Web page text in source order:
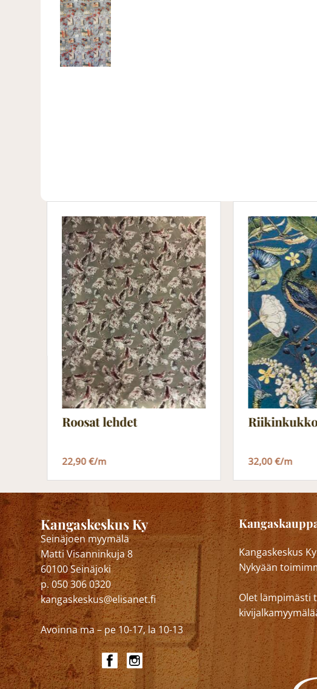
Roosat lehdet
22,90 €/m 32,00 €/m
Kangaskeskus Ky
Seinäjoen myymälä
Matti Visanninkuja 8
60100 Seinäjoki
p. 050 306 0320
kangaskeskus@elisanet.fi
Avoinna ma – pe 10-17, la 10-13
Kangaskeskus
Nykyään
Olet lämpimästi